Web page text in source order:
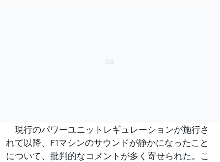
現行のパワーユニットレギュレーションが施行さ
れて以降、F1マシンのサウンドが静かになったこと
について、批判的なコメントが多く寄せられた。こ